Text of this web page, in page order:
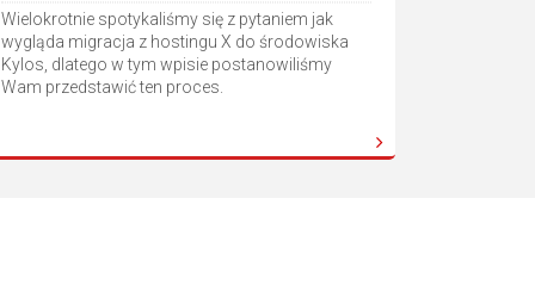
Wielokrotnie spotykaliśmy się z pytaniem jak
wygląda migracja z hostingu X do środowiska
Kylos, dlatego w tym wpisie postanowiliśmy
Wam przedstawić ten proces.